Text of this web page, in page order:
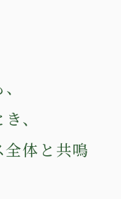
、
体と共鳴